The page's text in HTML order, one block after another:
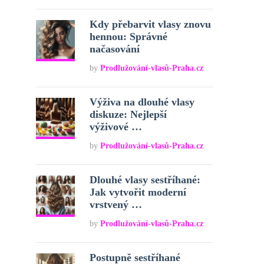
Kdy přebarvit vlasy znovu
hennou: Správné
načasování
byProdlužování-vlasů-Praha.cz
Výživa na dlouhé vlasy
diskuze: Nejlepší
výživové …
byProdlužování-vlasů-Praha.cz
Dlouhé vlasy sestříhané:
Jak vytvořit moderní
vrstvený …
byProdlužování-vlasů-Praha.cz
Postupně sestříhané